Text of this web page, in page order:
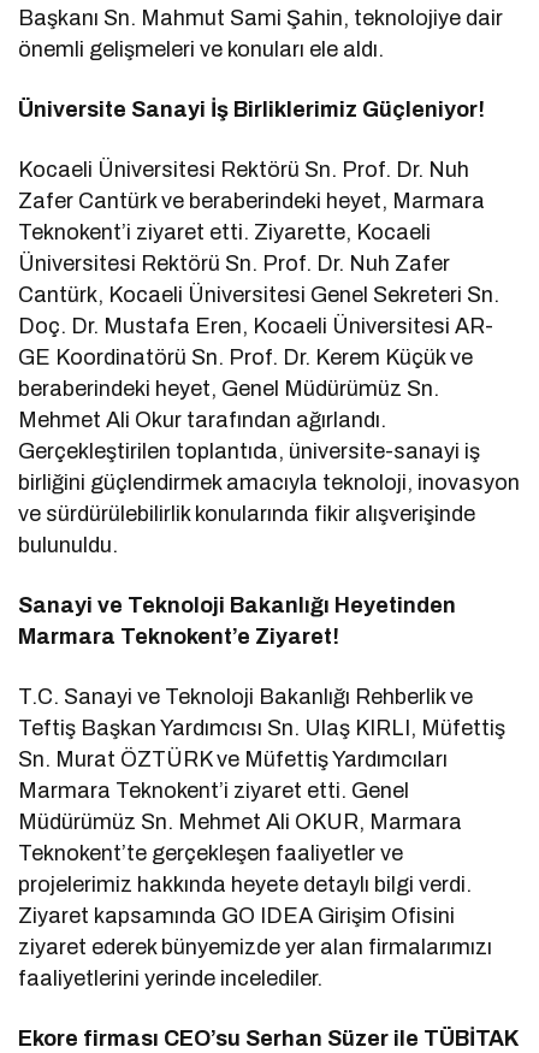
Başkanı Sn. Mahmut Sami Şahin, teknolojiye dair
önemli gelişmeleri ve konuları ele aldı.
Üniversite Sanayi İş Birliklerimiz Güçleniyor!
Kocaeli Üniversitesi Rektörü Sn. Prof. Dr. Nuh
Zafer Cantürk ve beraberindeki heyet, Marmara
Teknokent’i ziyaret etti. Ziyarette, Kocaeli
Üniversitesi Rektörü Sn. Prof. Dr. Nuh Zafer
Cantürk, Kocaeli Üniversitesi Genel Sekreteri Sn.
Doç. Dr. Mustafa Eren, Kocaeli Üniversitesi AR-
GE Koordinatörü Sn. Prof. Dr. Kerem Küçük ve
beraberindeki heyet, Genel Müdürümüz Sn.
Mehmet Ali Okur tarafından ağırlandı.
Gerçekleştirilen toplantıda, üniversite-sanayi iş
birliğini güçlendirmek amacıyla teknoloji, inovasyon
ve sürdürülebilirlik konularında fikir alışverişinde
bulunuldu.
Sanayi ve Teknoloji Bakanlığı Heyetinden
Marmara Teknokent’e Ziyaret!
T.C. Sanayi ve Teknoloji Bakanlığı Rehberlik ve
Teftiş Başkan Yardımcısı Sn. Ulaş KIRLI, Müfettiş
Sn. Murat ÖZTÜRK ve Müfettiş Yardımcıları
Marmara Teknokent’i ziyaret etti. Genel
Müdürümüz Sn. Mehmet Ali OKUR, Marmara
Teknokent’te gerçekleşen faaliyetler ve
projelerimiz hakkında heyete detaylı bilgi verdi.
Ziyaret kapsamında GO IDEA Girişim Ofisini
ziyaret ederek bünyemizde yer alan firmalarımızı
faaliyetlerini yerinde incelediler.
Ekore firması CEO’su Serhan Süzer ile TÜBİTAK